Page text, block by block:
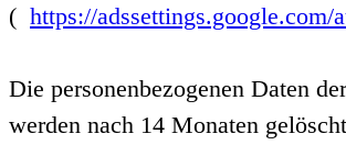
( https://adssettings.google.com/
Die personenbezogenen Daten
werden nach 14 Monaten